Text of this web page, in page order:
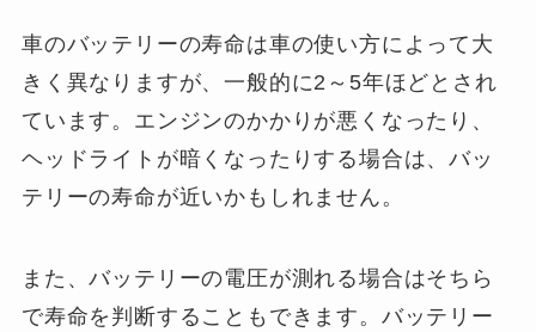
車のバッテリーの寿命は車の使い方によって大
きく異なりますが、一般的に2～5年ほどとされ
ています。エンジンのかかりが悪くなったり、
ヘッドライトが暗くなったりする場合は、バッ
テリーの寿命が近いかもしれません。
また、バッテリーの電圧が測れる場合はそちら
で寿命を判断することもできます。バッテリー